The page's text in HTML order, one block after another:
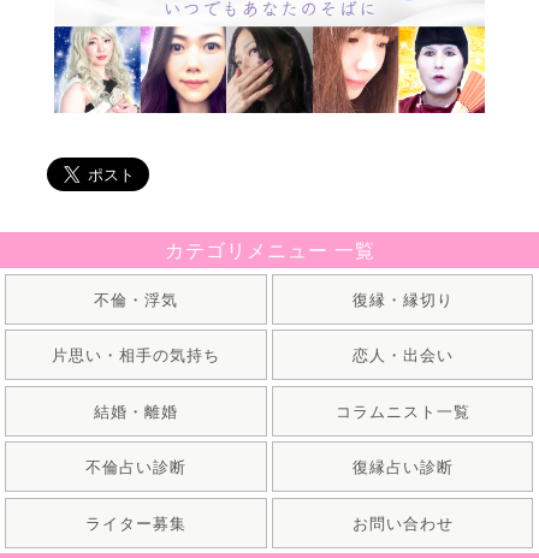
カテゴリメニュー 一覧
不倫・浮気 復縁・縁切り
片思い・相手の気持ち 恋人・出会い
結婚・離婚 コラムニスト一覧
不倫占い診断 復縁占い診断
ライター募集 お問い合わせ